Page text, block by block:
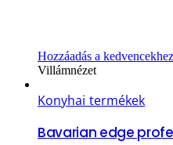
Hozzáadás a kedvencekhez
Villámnézet
Konyhai termékek
Bavarian edge